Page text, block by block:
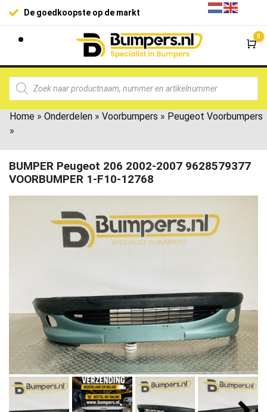
De goedkoopste op de markt
0
Home » Onderdelen » Voorbumpers » Peugeot Voorbumpers
»
BUMPER Peugeot 206 2002-2007 9628579377
VOORBUMPER 1-F10-12768